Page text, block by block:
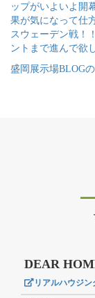
ップがいよいよ開
果が気になって仕
スウェーデン戦！
ントまで進んで欲
盛岡展示場BLOG
DEAR
リアルハウジン